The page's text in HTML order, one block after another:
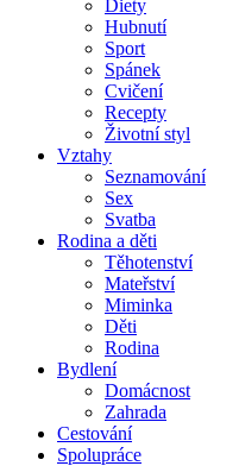
Diety
Hubnutí
Sport
Spánek
Cvičení
Recepty
Životní styl
Vztahy
Seznamování
Sex
Svatba
Rodina a děti
Těhotenství
Mateřství
Miminka
Děti
Rodina
Bydlení
Domácnost
Zahrada
Cestování
Spolupráce